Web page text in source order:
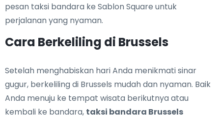
pesan taksi bandara ke Sablon Square untuk
perjalanan yang nyaman.
Cara Berkeliling di Brussels
Setelah menghabiskan hari Anda menikmati sinar
gugur, berkeliling di Brussels mudah dan nyaman. Baik
Anda menuju ke tempat wisata berikutnya atau
kembali ke bandara, taksi bandara Brussels